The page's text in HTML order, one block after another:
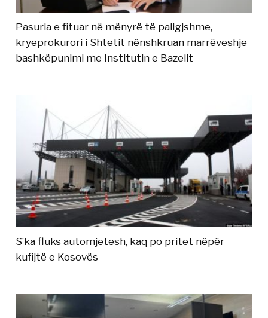
Pasuria e fituar në mënyrë të paligjshme,
kryeprokurori i Shtetit nënshkruan marrëveshje
bashkëpunimi me Institutin e Bazelit
S’ka fluks automjetesh, kaq po pritet nëpër
kufijtë e Kosovës